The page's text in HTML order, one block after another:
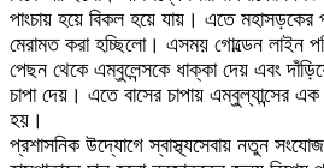
পাংচায় হয়ে বিকল হয়ে যায়। এতে মহাসড়কের
মেরামত করা হচ্ছিলো। এসময় গোল্ডেন লাইন
পেছন থেকে এম্বুলেন্সকে ধাক্কা দেয় এবং
চাপা দেয়। এতে বাসের চাপায় এম্বুল্যান্সের
হয়।
প্রশাসনিক উদ্যোগে স্বাস্থ্যসেবায় নতুন সংযোজন